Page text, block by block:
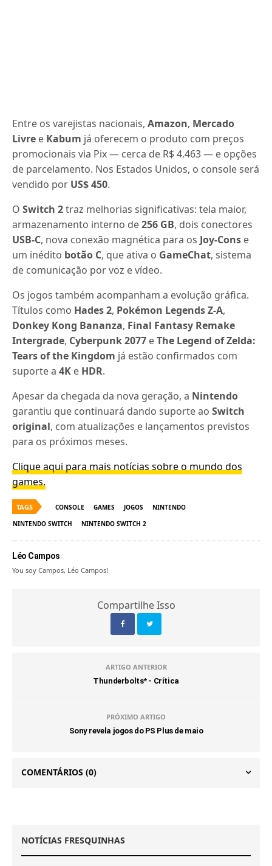
Entre os varejistas nacionais,Amazon, Mercado
Livre e Kabum já oferecem o produto com preços
promocionais via Pix — cerca de R$ 4.463 — e opções
de parcelamento. Nos Estados Unidos, o console será
vendido por US$ 450.
OSwitch 2traz melhorias significativas: tela maior,
armazenamento interno de256 GB, dois conectores
USB-C, nova conexão magnética para os Joy-Cons e
um inédito botão C, que ativa o GameChat, sistema
de comunicação por voz e vídeo.
Os jogos também acompanham a evolução gráfica.
Títulos como Hades 2, Pokémon Legends Z-A,
Donkey Kong Bananza, Final Fantasy Remake
Intergrade, Cyberpunk 2077 eThe Legend of Zelda:
Tears of the Kingdom já estão confirmados com
suporte a4K e HDR.
Apesar da chegada da nova geração, a Nintendo
garantiu que continuará dando suporte aoSwitch
original, com atualizações e lançamentos previstos
para os próximos meses.
Clique aqui para mais notícias sobre o mundo dos
games.
TAGS CONSOLE GAMES JOGOS
NINTENDO
NINTENDO SWITCH
NINTENDO SWITCH 2
Léo Campos
You soy Campos, Léo Campos!
Compartilhe Isso
ARTIGO ANTERIOR
Thunderbolts* - Crítica
PRÓXIMO ARTIGO
Sony revela jogos do PS Plus de maio
COMENTÁRIOS (0)
NOTÍCIAS FRESQUINHAS